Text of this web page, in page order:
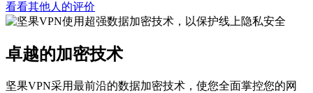
看看其他人的评价
卓越的加密技术
坚果VPN采用最前沿的数据加密技术，使您全面掌控您的网